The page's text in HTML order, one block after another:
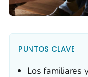
PUNTOS CLAVE
Los familiares